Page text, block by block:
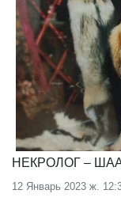
НЕКРОЛОГ –
12 Январь 2023 ж.